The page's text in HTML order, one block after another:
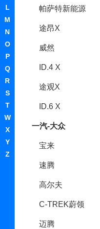
L
M
N
O
P
Q
R
S
T
W
X
Y
Z
帕萨特新能源
途昂X
威然
ID.4 X
途观X
ID.6 X
一汽-大众
宝来
速腾
高尔夫
C-TREK蔚领
迈腾